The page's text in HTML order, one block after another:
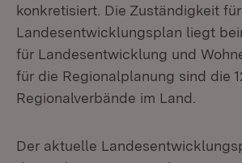
konkretisiert. Die Zuständigkeit
Landesentwicklungsplan liegt
für Landesentwicklung und
für die Regionalplanung sind die
Regionalverbände im Land.
Der aktuelle